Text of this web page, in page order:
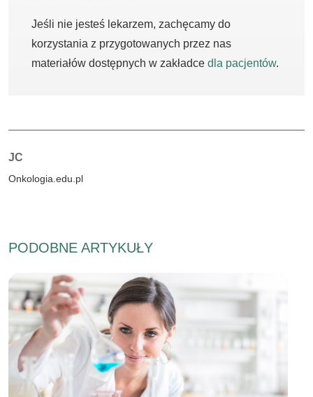
Jeśli nie jesteś lekarzem, zachęcamy do
korzystania z przygotowanych przez nas
materiałów dostępnych w zakładce dla pacjentów.
Autorzy:
JC
Onkologia.edu.pl
PODOBNE ARTYKUŁY